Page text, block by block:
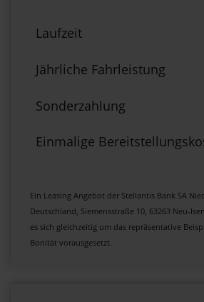
Laufzeit
Jährliche Fahrleistung
Sonderzahlung
Einmalige
Ein Leasing Angebot der Stellantis Bank SA
Deutschland, Siemensstraße 10, 63263 Neu-
es sich gleichzeitig um das repräsentative
Bonität vorausgesetzt.